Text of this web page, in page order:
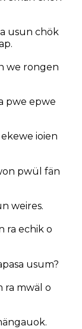
usun chök
we rongen
pwe epwe
ioien
pwül fän
weires.
ra echik o
usum?
ra mwäl o